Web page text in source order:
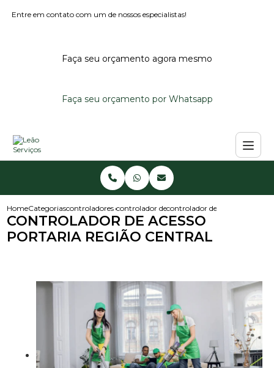
Entre em contato com um de nossos especialistas!
Faça seu orçamento agora mesmo
Faça seu orçamento por Whatsapp
HomeCategoriascontroladores de acessocontrolador de acesso portaria
controlador de acesso
CONTROLADOR DE ACESSO
PORTARIA REGIÃO CENTRAL